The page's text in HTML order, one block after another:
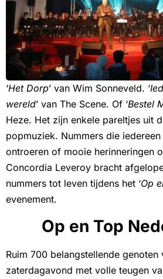
‘Het Dorp’ van Wim Sonneveld. ‘
wereld’ van The Scene. Of ‘Bestel
Heze. Het zijn enkele pareltjes uit
popmuziek. Nummers die
ontroeren of mooie herinneringen
Concordia Leveroy bracht
nummers tot leven tijdens het ‘Op
evenement.
Op en Top
Ruim 700 belangstellende
zaterdagavond met volle teugen